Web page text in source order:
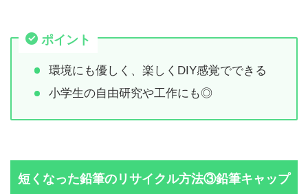
ポイント
環境にも優しく、楽しくDIY感覚でできる
小学生の自由研究や工作にも◎
短くなった鉛筆のリサイクル方法③鉛筆キャップ